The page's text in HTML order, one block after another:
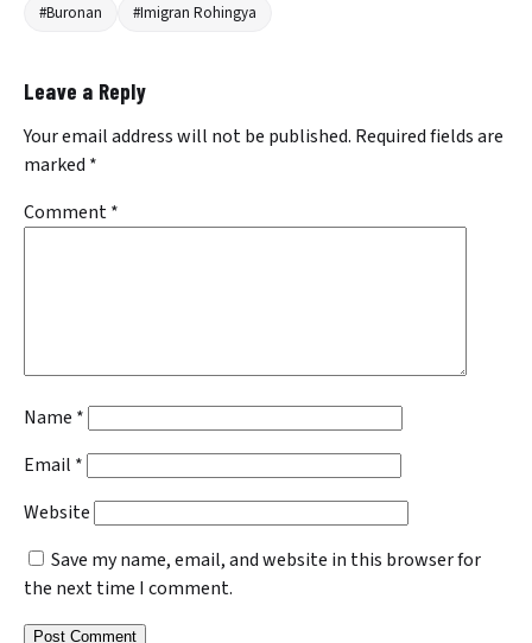
#Buronan #Imigran Rohingya
Leave a Reply
Your email address will not be published. Required fields are
marked *
Comment*
Name *
Email *
Website
Save my name, email, and website in this browser for
the next time I comment.